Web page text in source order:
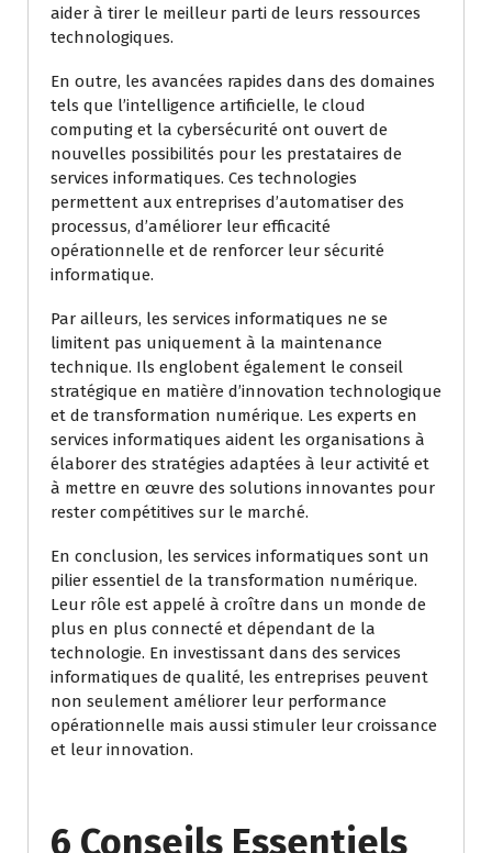
aider à tirer le meilleur parti de leurs ressources
technologiques.
En outre, les avancées rapides dans des domaines
tels que l’intelligence artificielle, le cloud
computing et la cybersécurité ont ouvert de
nouvelles possibilités pour les prestataires de
services informatiques. Ces technologies
permettent aux entreprises d’automatiser des
processus, d’améliorer leur efficacité
opérationnelle et de renforcer leur sécurité
informatique.
Par ailleurs, les services informatiques ne se
limitent pas uniquement à la maintenance
technique. Ils englobent également le conseil
stratégique en matière d’innovation technologique
et de transformation numérique. Les experts en
services informatiques aident les organisations à
élaborer des stratégies adaptées à leur activité et
à mettre en œuvre des solutions innovantes pour
rester compétitives sur le marché.
En conclusion, les services informatiques sont un
pilier essentiel de la transformation numérique.
Leur rôle est appelé à croître dans un monde de
plus en plus connecté et dépendant de la
technologie. En investissant dans des services
informatiques de qualité, les entreprises peuvent
non seulement améliorer leur performance
opérationnelle mais aussi stimuler leur croissance
et leur innovation.
6 Conseils Essentiels